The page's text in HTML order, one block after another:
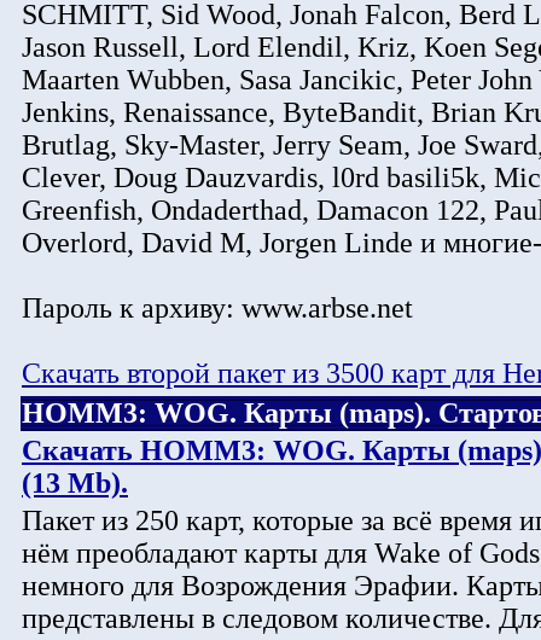
SCHMITT, Sid Wood, Jonah Falcon,
Jason Russell, Lord Elendil, Kriz, Koen
Maarten Wubben, Sasa Jancikic, Peter
Jenkins, Renaissance, ByteBandit, Brian
Brutlag, Sky-Master, Jerry Seam, Joe
Clever, Doug Dauzvardis, l0rd basili5k,
Greenfish, Ondaderthad, Damacon 122,
Overlord, David M, Jorgen Linde и
Пароль к архиву: www.arbse.net
Скачать второй пакет из 3500 карт для
HOMM3: WOG. Карты (maps).
Скачать HOMM3: WOG. Карты
(13 Mb).
Пакет из 250 карт, которые за всё время
нём преобладают карты для Wake of
немного для Возрождения Эрафии.
представлены в следовом количестве.